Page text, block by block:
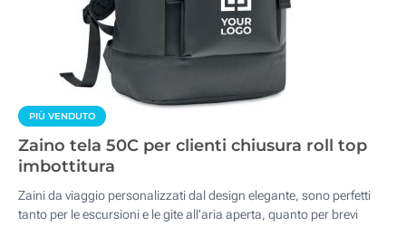
PIÙ VENDUTO
Zaino tela 50C per clienti chiusura roll top
imbottitura
Zaini da viaggio personalizzati dal design elegante, sono perfetti
tanto per le escursioni e le gite all'aria aperta, quanto per brevi